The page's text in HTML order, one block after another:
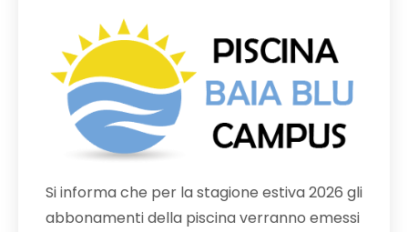
Si informa che per la stagione estiva 2026 gli
abbonamenti della piscina verranno emessi